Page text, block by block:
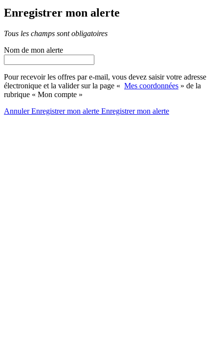
Enregistrer mon alerte
Tous les champs sont obligatoires
Nom de mon alerte
Pour recevoir les offres par e-mail, vous devez saisir votre adresse
électronique et la valider sur la page « Mes coordonnées » de la
rubrique « Mon compte »
AnnulerEnregistrer mon alerte Enregistrermon alerte